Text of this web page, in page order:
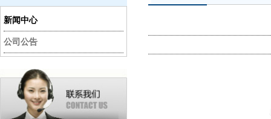
新闻中心
公司公告